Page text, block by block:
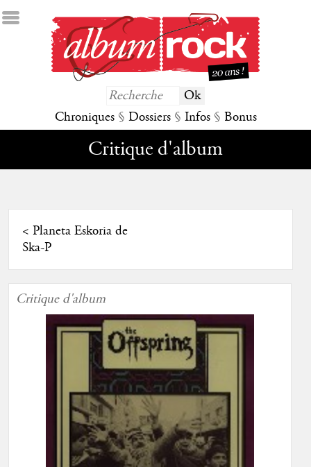
Chroniques § Dossiers § Infos § Bonus
Critique d'album
< Planeta Eskoria de
Ska-P
Critique d'album